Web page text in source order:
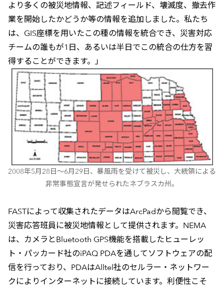
より多くの被災地情報、記述フィールド、壊滅度、撤去作
業を開始したかどうか等の情報を追加しました。私たち
は、GIS座標を用いたこの種の情報を統合でき、災害対応
チームの誰もが1日、あるいは半日でこの統合の仕方を習
得することができます。」
2008年5月28日～6月29日、暴風雨を受けて被災し、大統領による
非常事態宣言が発せられたネブラスカ州。
FASTによって収集されたデータはArcPadから閲覧でき、
災害応答班員に被災地情報として提供されます。NEMA
は、カメラとBluetooth GPS機能を搭載したヒューレッ
ト・パッカード社のiPAQ PDAを通してソフトウェアの配
信を行っており、PDAはAlltel社のセルラー・ネットワー
クによりインターネットに接続しています。利便性こそ